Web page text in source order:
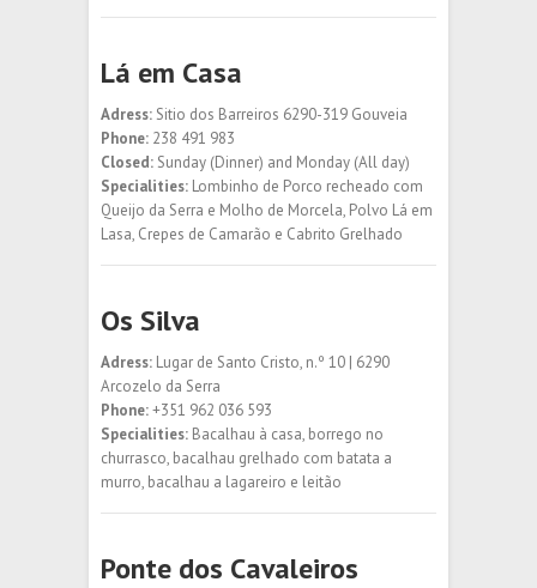
Lá em Casa
Adress: Sitio dos Barreiros 6290-319 Gouveia
Phone: 238 491 983
Closed: Sunday (Dinner) and Monday (All day)
Specialities: Lombinho de Porco recheado com
Queijo da Serra e Molho de Morcela, Polvo Lá em
Lasa, Crepes de Camarão e Cabrito Grelhado
Os Silva
Adress: Lugar de Santo Cristo, n.º 10 | 6290
Arcozelo da Serra
Phone:+351 962 036 593
Specialities: Bacalhau à casa, borrego no
churrasco, bacalhau grelhado com batata a
murro, bacalhau a lagareiro e leitão
Ponte dos Cavaleiros